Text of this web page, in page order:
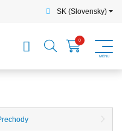
SK (Slovensky)